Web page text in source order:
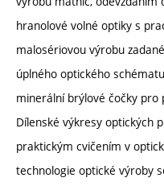
hranolové volné optiky s
malosériovou výrobu
úplného optického
minerální brýlové čočky
Dílenské výkresy optických
praktickým cvičením v
technologie optické výroby